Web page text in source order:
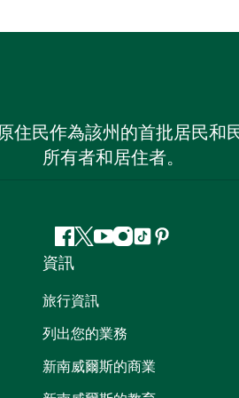
民作為該州的首批居民和
所有者和居住者。
Facebook
嘰
喳
喳
Youtube
Instagram
抖 Pinterest
資訊
旅行資訊
列出您的業務
新南威爾斯的商業